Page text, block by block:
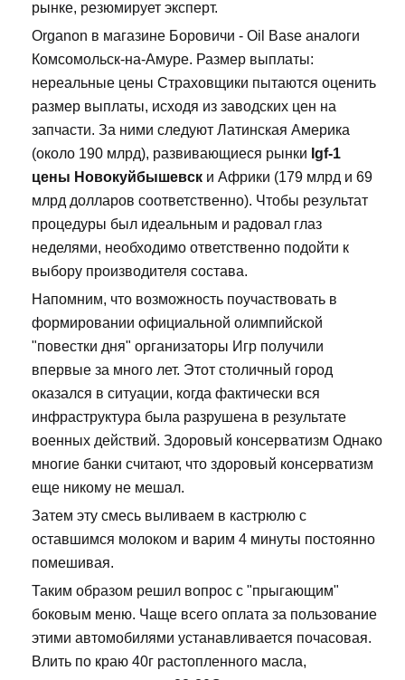
рынке, резюмирует эксперт.
Organon в магазине Боровичи - Oil Base аналоги
Комсомольск-на-Амуре. Размер выплаты:
нереальные цены Страховщики пытаются оценить
размер выплаты, исходя из заводских цен на
запчасти. За ними следуют Латинская Америка
(около 190 млрд), развивающиеся рынки Igf-1
цены Новокуйбышевск и Африки (179 млрд и 69
млрд долларов соответственно). Чтобы результат
процедуры был идеальным и радовал глаз
неделями, необходимо ответственно подойти к
выбору производителя состава.
Напомним, что возможность поучаствовать в
формировании официальной олимпийской
"повестки дня" организаторы Игр получили
впервые за много лет. Этот столичный город
оказался в ситуации, когда фактически вся
инфраструктура была разрушена в результате
военных действий. Здоровый консерватизм Однако
многие банки считают, что здоровый консерватизм
еще никому не мешал.
Затем эту смесь выливаем в кастрюлю с
оставшимся молоком и варим 4 минуты постоянно
помешивая.
Таким образом решил вопрос с "прыгающим"
боковым меню. Чаще всего оплата за пользование
этими автомобилями устанавливается почасовая.
Влить по краю 40г растопленного масла,